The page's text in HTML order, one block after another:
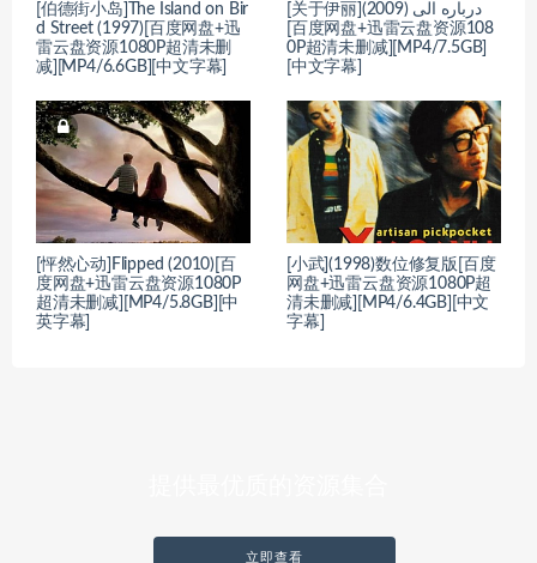
[伯德街小岛]The Island on Bir
d Street (1997)[百度网盘+迅
雷云盘资源1080P超清未删
减][MP4/6.6GB][中文字幕]
[关于伊丽]درباره الی (2009)
[百度网盘+迅雷云盘资源108
0P超清未删减][MP4/7.5GB]
[中文字幕]
[怦然心动]Flipped (2010)[百
度网盘+迅雷云盘资源1080P
超清未删减][MP4/5.8GB][中
英字幕]
[小武](1998)数位修复版[百度
网盘+迅雷云盘资源1080P超
清未删减][MP4/6.4GB][中文
字幕]
立即查看